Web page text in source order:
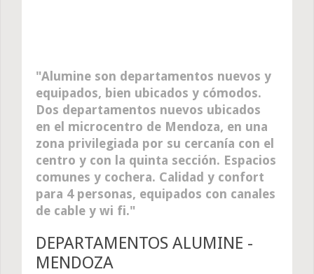
Alumine son departamentos nuevos y
equipados, bien ubicados y cómodos.
Dos departamentos nuevos ubicados
en el microcentro de Mendoza, en una
zona privilegiada por su cercanía con el
centro y con la quinta sección. Espacios
comunes y cochera. Calidad y confort
para 4 personas, equipados con canales
de cable y wi fi.
DEPARTAMENTOS ALUMINE -
MENDOZA